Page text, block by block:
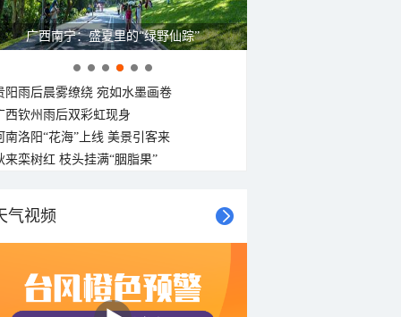
广西南宁：盛夏里的“绿野仙踪”
阳雨后晨雾缭绕 宛如水墨画卷
西钦州雨后双彩虹现身
南洛阳“花海”上线 美景引客来
来栾树红 枝头挂满“胭脂果”
气视频